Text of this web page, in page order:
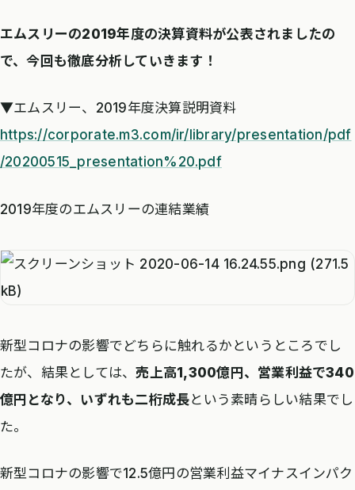
エムスリーの2019年度の決算資料が公表されましたの
で、今回も徹底分析していきます！
▼エムスリー、2019年度決算説明資料
https://corporate.m3.com/ir/library/presentation/pdf
/20200515_presentation%20.pdf
2019年度のエムスリーの連結業績
新型コロナの影響でどちらに触れるかというところでし
たが、結果としては、売上高1,300億円、営業利益で340
億円となり、いずれも二桁成長という素晴らしい結果でし
た。
新型コロナの影響で12.5億円の営業利益マイナスインパク